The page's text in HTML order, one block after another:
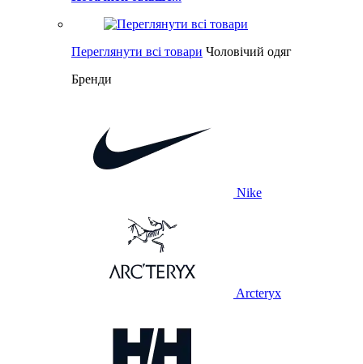
Переглянути всі товари Чоловічий одяг
Бренди
Nike
Arcteryx